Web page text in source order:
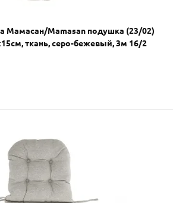
Мамасан/Mamasan подушка (23/02)
ткань, серо-бежевый, 3м 16/2